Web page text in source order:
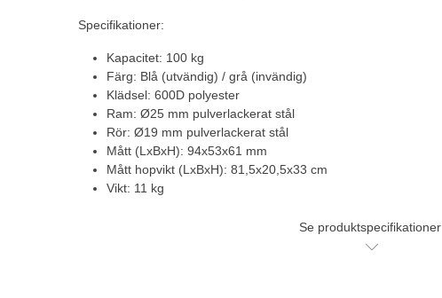
Specifikationer:
Kapacitet: 100 kg
Färg: Blå (utvändig) / grå (invändig)
Klädsel: 600D polyester
Ram: Ø25 mm pulverlackerat stål
Rör: Ø19 mm pulverlackerat stål
Mått (LxBxH): 94x53x61 mm
Mått hopvikt (LxBxH): 81,5x20,5x33 cm
Vikt: 11 kg
Se produktspecifikationer